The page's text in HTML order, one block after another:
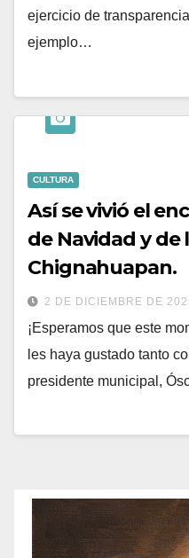
ejercicio de
ejemplo…
CULTURA
Así se vivió el
de Navidad y de
Chignahuapan.
2 DE DICIEMBRE DE
¡Esperamos que este
les haya gustado tanto
presidente municipal,